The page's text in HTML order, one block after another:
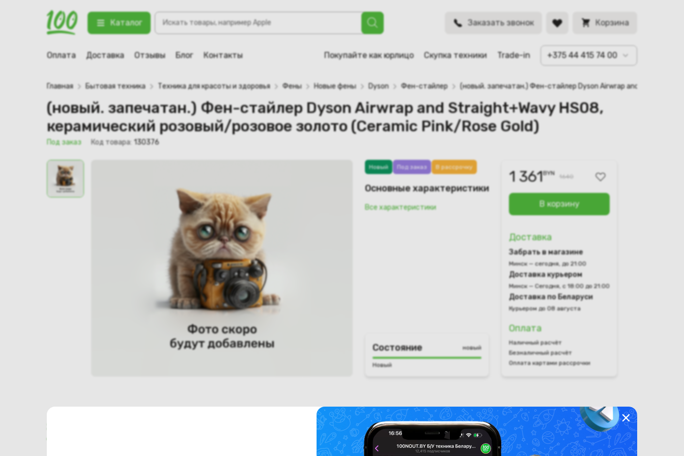
Каталог
товаров
Заказать звонок Корзина
Оплата Доставка Отзывы Блог Контакты Покупайте как юрлицо Скупка техники Trade-in +375 44 415 74 00
(новый. запечатан.) Фен-стайлер Dyson Airwrap and Straight+Wavy HS08, керамический розовый/розовое
золото (Ceramic Pink/Rose Gold)
123 Под заказ
Главная Бытовая техника Техника для красоты и здоровья Фены Новые фены Dyson Фен-стайлер (новый. запечатан.) Фен-стайлер Dyson Airwrap and
(новый. запечатан.) Фен-стайлер Dyson Airwrap and Straight+Wavy HS08,
керамический розовый/розовое золото (Ceramic Pink/Rose Gold)
Под заказ Код товара: 130376
Новый Под заказ В рассрочку
Основные характеристики
Все характеристики
Состояние новый
Новый
1 361BYN 1640
В корзину
Доставка
Забрать в магазине
Минск — сегодня, до 21:00
Доставка курьером
Минск — Сегодня, с 18:00 до 21:00
Доставка по Беларуси
Курьером до 08 августа
Оплата
Наличный расчёт
Безналичный расчёт
Оплата картами рассрочки